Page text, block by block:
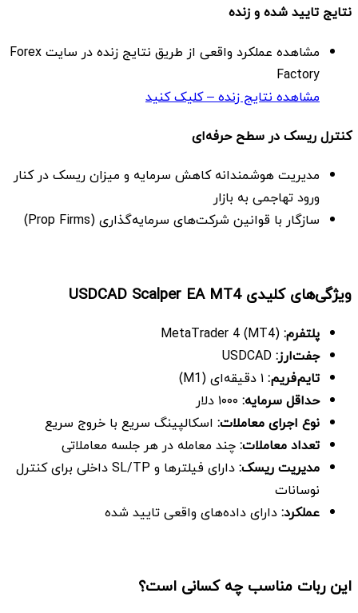
نتایج تایید شده و زنده
مشاهده عملکرد واقعی از طریق نتایج زنده در سایت Forex
Factory
مشاهده نتایج زنده – کلیک کنید
کنترل ریسک در سطح حرفه‌ای
مدیریت هوشمندانه کاهش سرمایه و میزان ریسک در کنار
ورود تهاجمی به بازار
سازگار با قوانین شرکت‌های سرمایه‌گذاری (Prop Firms)
ویژگی‌های کلیدیUSDCAD Scalper EA MT4
پلتفرم:
جفت‌ارز:
تایم‌فریم:
حداقل سرمایه:
نوع اجرای معاملات: اسکالپینگ سریع با خروج سریع
تعداد معاملات:چند معامله در هر جلسه معاملاتی
مدیریت ریسک:
دارای فیلترها و SL/TP داخلی برای کنترل
نوسانات
عملکرد:دارای داده‌های واقعی تایید شده
این ربات مناسب چه کسانی است؟